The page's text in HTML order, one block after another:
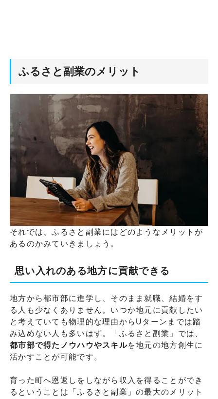
ふるさと副業のメリット
それでは、ふるさと副業にはどのようなメリットが
あるのかみていきましょう。
思い入れのある地方に貢献できる
地方から都市部に進学し、そのまま就職、結婚をす
る人も少なくありません。いつか地元に貢献したい
と考えていても物理的な理由からUターンまでは踏
み込めない人も多いはず。「ふるさと副業」では、
都市部で得たノウハウやスキルを地元の地方創生に
活かすことが可能です。
育った町へ恩返しをしながら収入を得ることができ
るということは「ふるさと副業」の最大のメリット